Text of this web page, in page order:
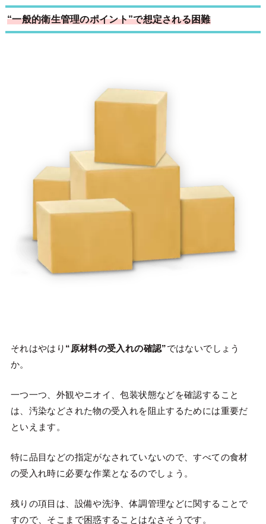
“一般的衛生管理のポイント”で想定される困難
それはやはり “原材料の受入れの確認”ではないでしょう
か。
一つ一つ、外観やニオイ、包装状態などを確認すること
は、汚染などされた物の受入れを阻止するためには重要だ
といえます。
特に品目などの指定がなされていないので、すべての食材
の受入れ時に必要な作業となるのでしょう。
残りの項目は、設備や洗浄、体調管理などに関することで
すので、そこまで困惑することはなさそうです。